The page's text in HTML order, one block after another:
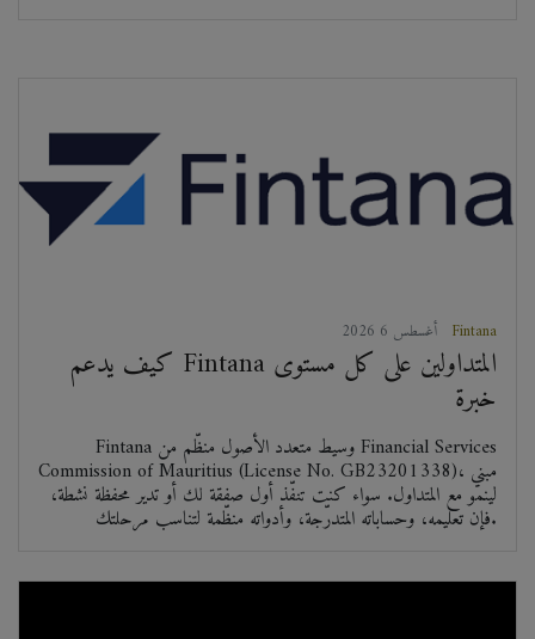
Fintana
كيف يدعم Fintana المتداولين على كل مستوى
خبرة
Fintana وسيط متعدد الأصول منظّم من Financial Services
Commission of Mauritius (License No. GB23201338)، مبني
لينمو مع المتداول. سواء كنت تنفّذ أول صفقة لك أو تدير محفظة نشطة،
فإن تعليمه، وحساباته المتدرّجة، وأدواته منظّمة لتناسب مرحلتك.